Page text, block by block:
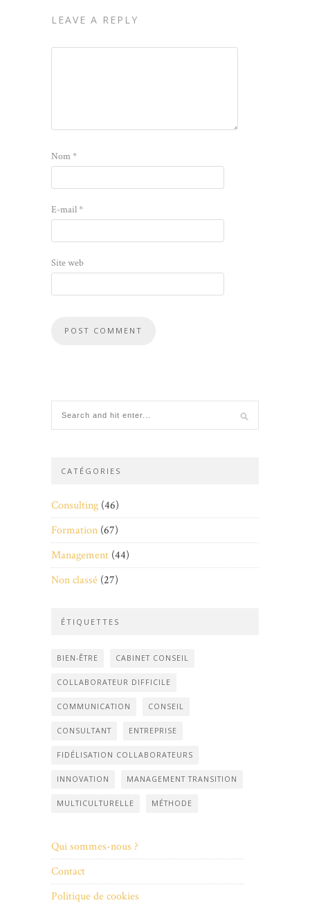
LEAVE A REPLY
Nom*
E-mail*
Site web
CATÉGORIES
Consulting (46)
Formation (67)
Management (44)
Non classé (27)
ÉTIQUETTES
BIEN-ÊTRE CABINET CONSEIL
COLLABORATEUR DIFFICILE
COMMUNICATION CONSEIL
CONSULTANT ENTREPRISE
FIDÉLISATION COLLABORATEURS
INNOVATION MANAGEMENT TRANSITION
MULTICULTURELLE MÉTHODE
Qui sommes-nous ?
Contact
Politique de cookies